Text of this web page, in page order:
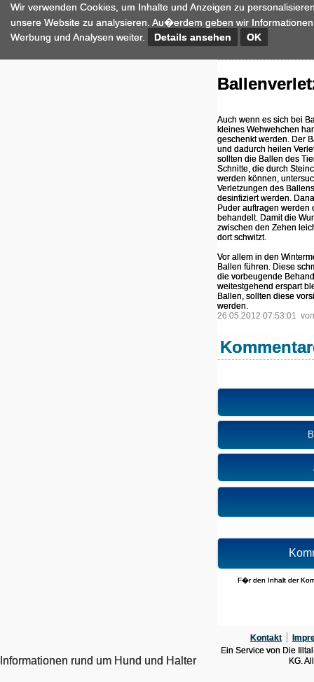
Wir verwenden Cookies, um Inhalte und Anzeigen zu
unsere Website zu analysieren. Au�erdem geben wir
Werbung und Analysen weiter.
Details ansehen OK
Auch wenn es sich bei
kleines Wehwehchen
geschenkt werden. Der
und dadurch heilen
sollten die Ballen des
Schnitte, die durch
werden können,
Verletzungen des
desinfiziert werden.
Puder auftragen
behandelt. Damit die
zwischen den Zehen
dort schwitzt.
Vor allem in den
Ballen führen. Diese
die vorbeugende
weitestgehend erspart
Ballen, sollten diese
werden.
26.05.2012 07:53:01
F�r den Inhalt der
Kontakt
Ein Service von Die
KG.
Informationen rund um Hund und Halter